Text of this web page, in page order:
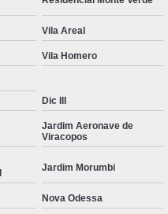
Vila Areal
Vila Homero
Dic III
Jardim Aeronave de
Viracopos
Jardim Morumbi
Nova Odessa